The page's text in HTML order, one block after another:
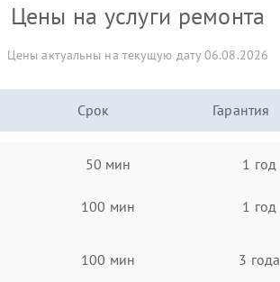
Цены на услуги ремонта
Цены актуальны на текущую дату 06.08.2026
Срок Гарантия
50 мин 1 год
100 мин 1 год
100 мин 3 года